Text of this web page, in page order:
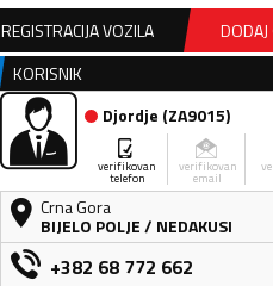
REGISTRACIJA VOZILA
DODAJ
KORISNIK
Djordje (ZA9015)
verifikovan
telefon
verifikovan
email
Crna Gora
BIJELO POLJE/ NEDAKUSI
+382 68 772 662